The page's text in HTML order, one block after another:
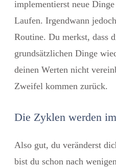
implementierst neue
Laufen. Irgendwann
Routine. Du merkst, dass
grundsätzlichen Dinge
deinen Werten nicht
Zweifel kommen zurück.
Die Zyklen werden
Also gut, du veränderst
bist du schon nach